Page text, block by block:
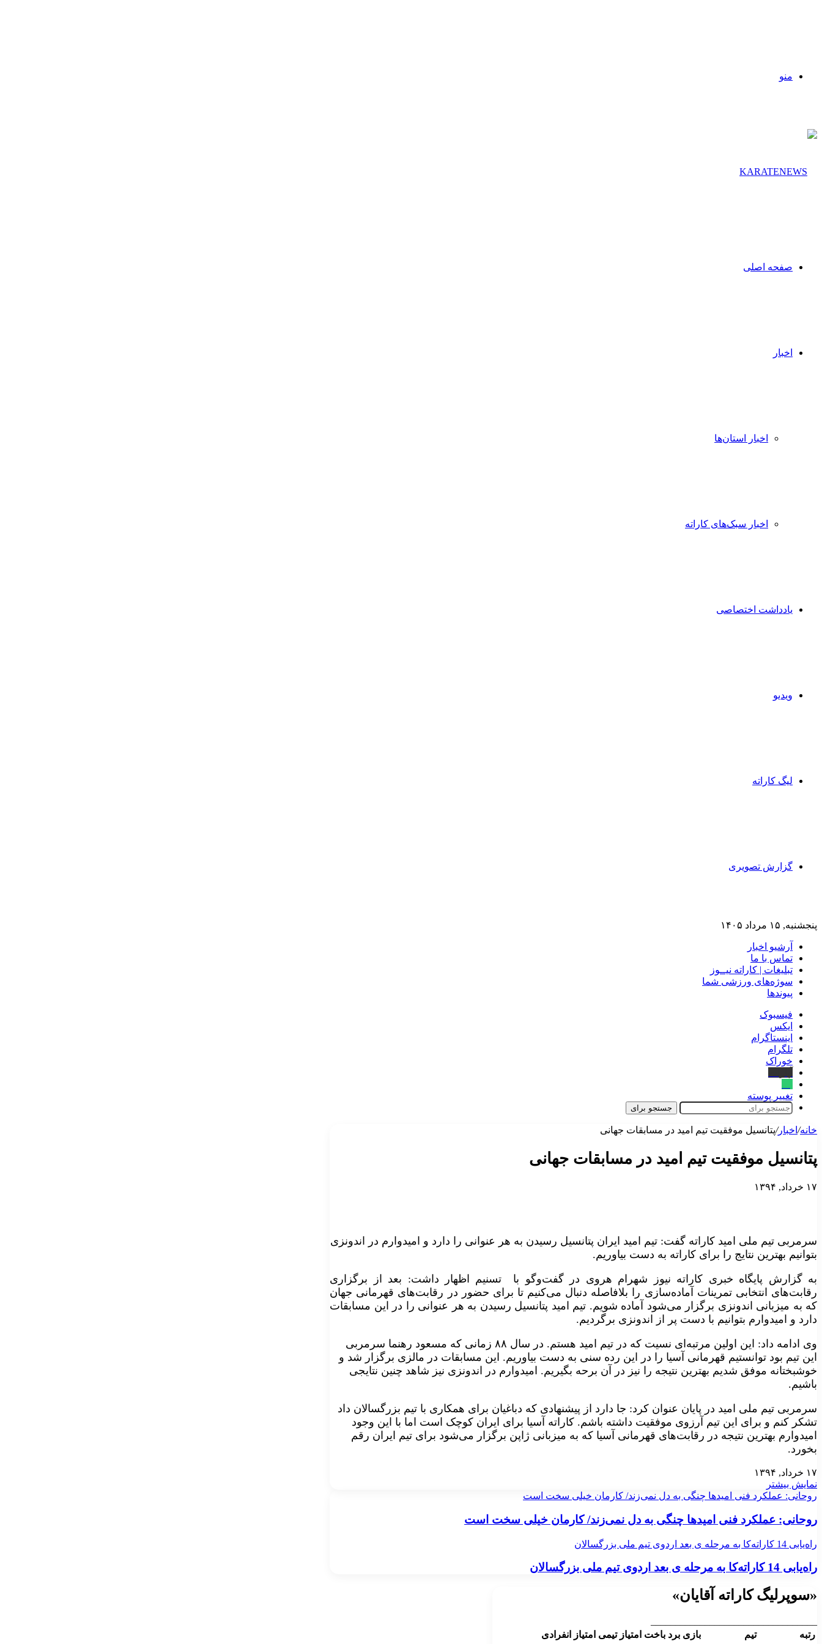
منو
صفحه اصلی
اخبار
اخبار استان‌ها
اخبار سبک‌های کاراته
یادداشت اختصاصی
ویدیو
لیگ کاراته
گزارش تصویری
پنجشنبه, ۱۵ مرداد ۱۴۰۵
آرشیو اخبار
تماس‌ با‌ ما
تبلیغات | کاراته نیــوز
سوژه‌های ورزشی شما
پیوندها
فیسبوک
ایکس
اینستاگرام
تلگرام
خوراک
تغییر پوسته
جستجو برای
خانه/ اخبار/پتانسیل موفقیت تیم امید در مسابقات جهانی
پتانسیل موفقیت تیم امید در مسابقات جهانی
۱۷ خرداد, ۱۳۹۴
سرمربی تیم ملی امید کاراته گفت: تیم امید ایران پتانسیل رسیدن به هر عنوانی را دارد و امیدوارم در اندونزی
بتوانیم بهترین نتایج را برای کاراته به دست بیاوریم.
به گزارش پایگاه خبری کاراته نیوز شهرام هروی در گفت‌وگو با تسنیم اظهار داشت: بعد از برگزاری
رقابت‌های انتخابی تمرینات آماده‌سازی را بلافاصله دنبال می‌کنیم تا برای حضور در رقابت‌های قهرمانی جهان
که به میزبانی اندونزی برگزار می‌شود آماده شویم. تیم امید پتانسیل رسیدن به هر عنوانی را در این مسابقات
دارد و امیدوارم بتوانیم با دست پر از اندونزی برگردیم.
وی ادامه داد: این اولین مرتبه‌ای نسیت که در تیم امید هستم. در سال ۸۸ زمانی که مسعود رهنما سرمربی
این تیم بود توانستیم قهرمانی آسیا را در این رده سنی به دست بیاوریم. این مسابقات در مالزی برگزار شد و
خوشبختانه موفق شدیم بهترین نتیجه را نیز در آن برحه بگیریم. امیدوارم در اندونزی نیز شاهد چنین نتایجی
باشیم.
سرمربی تیم ملی امید در پایان عنوان کرد: جا دارد از پیشنهادی که دباغیان برای همکاری با تیم بزرگسالان داد
تشکر کنم و برای این تیم آرزوی موفقیت داشته باشم. کاراته آسیا برای ایران کوچک است اما با این وجود
امیدوارم بهترین نتیجه در رقابت‌‌های قهرمانی آسیا که به میزبانی ژاپن برگزار می‌شود برای تیم ایران رقم
بخورد.
۱۷ خرداد, ۱۳۹۴
نمایش بیشتر
روحانی: عملکرد فنی امیدها چنگی به دل نمی‌زند/ کارمان خیلی سخت است
روحانی: عملکرد فنی امیدها چنگی به دل نمی‌زند/ کارمان خیلی سخت است
راه‌یابی 14 کاراته‌کا به مرحله ی بعد اردوی تیم ملی بزرگسالان
راه‌یابی 14 کاراته‌کا به مرحله ی بعد اردوی تیم ملی بزرگسالان
«سوپرلیگ کاراته آقایان»
رتبه
تیم بازی برد باخت امتیاز تیمی امتیاز انفرادی